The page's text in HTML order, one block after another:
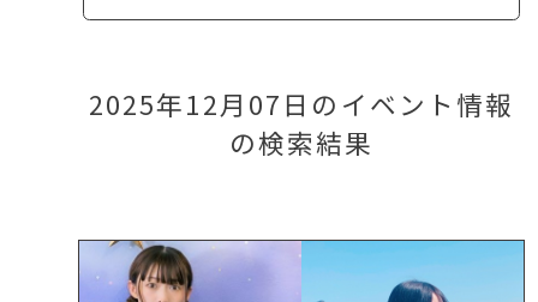
2025年12月07日のイベント情報
の検索結果